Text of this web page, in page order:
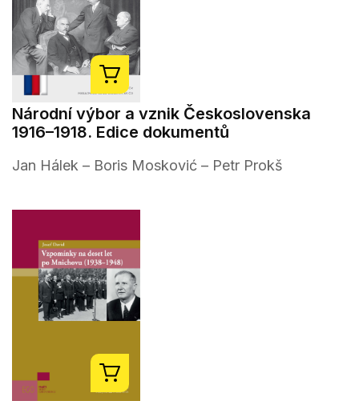
Národní výbor a vznik Československa
1916–1918. Edice dokumentů
Jan Hálek – Boris Mosković – Petr Prokš